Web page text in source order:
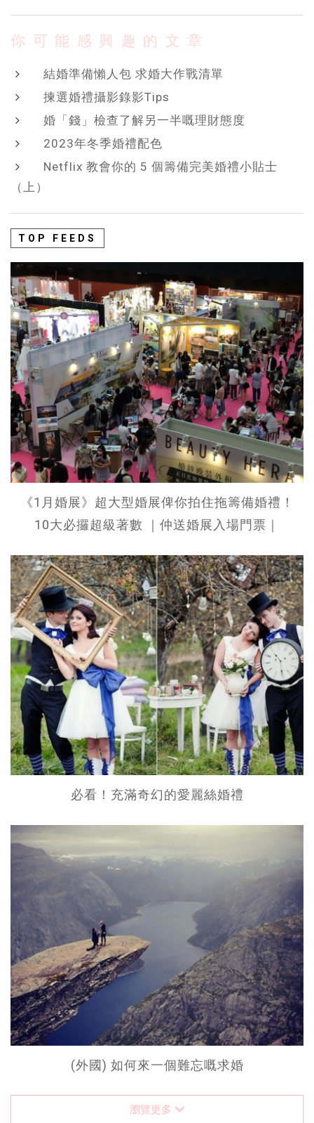
你可能感興趣的文章
結婚準備懶人包 求婚大作戰清單
揀選婚禮攝影錄影Tips
婚「錢」檢查了解另一半嘅理財態度
2023年冬季婚禮配色
Netflix 教會你的 5 個籌備完美婚禮小貼士
（上）
TOP FEEDS
《1月婚展》超大型婚展俾你拍住拖籌備婚禮！
10大必攞超級著數 ｜仲送婚展入場門票｜
必看！充滿奇幻的愛麗絲婚禮
(外國) 如何來一個難忘嘅求婚
瀏覽更多